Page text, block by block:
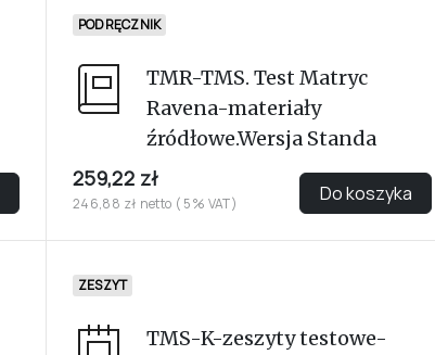
PODRĘCZNIK
TMR-TMS. Test Matryc
Ravena-materiały
źródłowe.Wersja Standa
259,22 zł
246,88 zł netto ( 5% VAT) Do koszyka
ZESZYT
TMS-K-zeszyty testowe-